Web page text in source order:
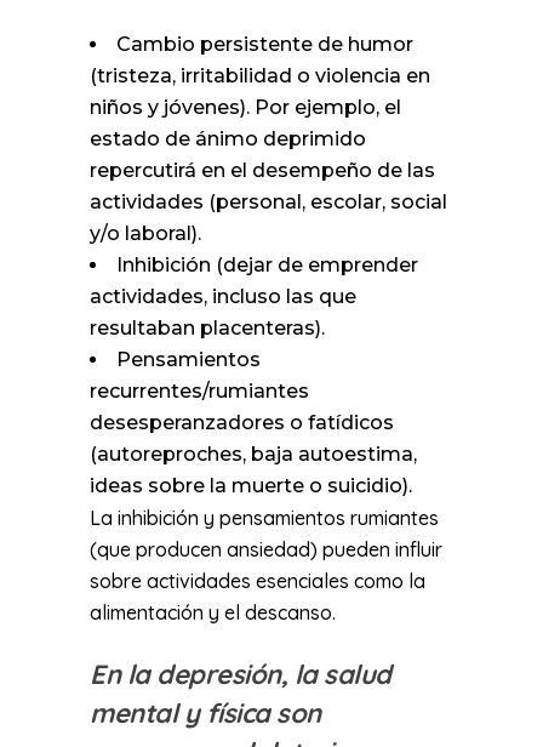
Cambio persistente de humor
(tristeza, irritabilidad o violencia en
niños y jóvenes). Por ejemplo, el
estado de ánimo deprimido
repercutirá en el desempeño de las
actividades (personal, escolar, social
y/o laboral).
Inhibición (dejar de emprender
actividades, incluso las que
resultaban placenteras).
Pensamientos
recurrentes/rumiantes
desesperanzadores o fatídicos
(autoreproches, baja autoestima,
ideas sobre la muerte o suicidio).
La inhibición y pensamientos rumiantes
(que producen ansiedad) pueden influir
sobre actividades esenciales como la
alimentación y el descanso.
En la depresión, la salud
mental y física son